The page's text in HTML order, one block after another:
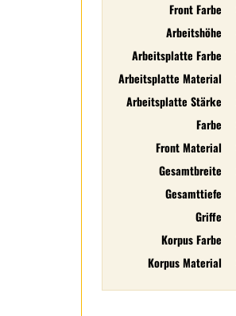
Front Farbe
Arbeitshöhe
Arbeitsplatte Farbe
Arbeitsplatte Material
Arbeitsplatte Stärke
Farbe
Front Material
Gesamtbreite
Gesamttiefe
Griffe
Korpus Farbe
Korpus Material